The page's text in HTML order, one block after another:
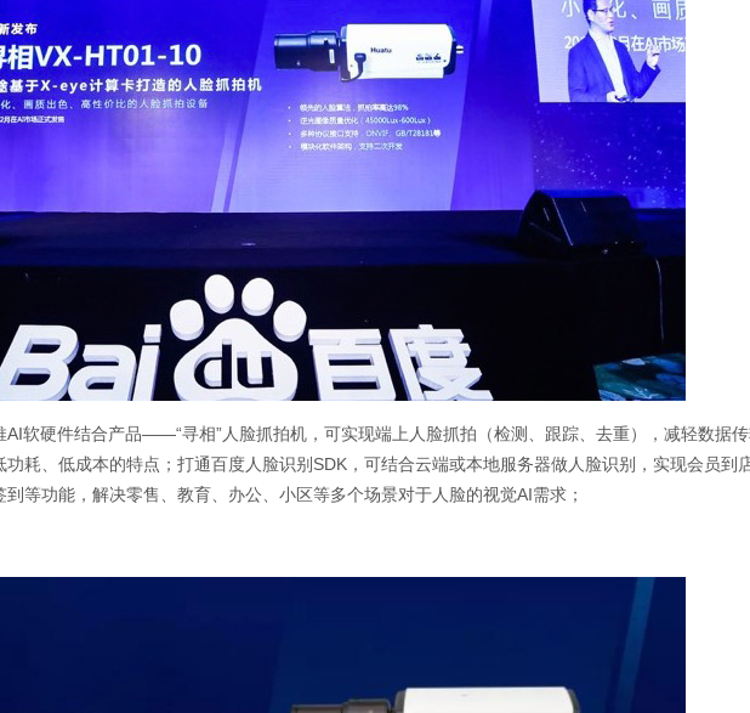
AI软硬件结合产品——“寻相”人脸抓拍机，可实现端上人脸抓拍（检测、跟踪、去重），减轻数据
耗、低成本的特点；打通百度人脸识别SDK，可结合云端或本地服务器做人脸识别，实现会员到
等功能，解决零售、教育、办公、小区等多个场景对于人脸的视觉AI需求；